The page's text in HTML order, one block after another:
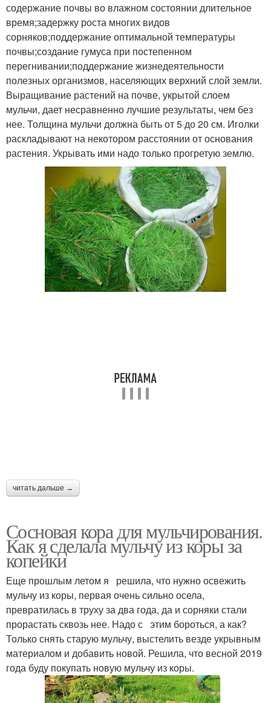
содержание почвы во влажном состоянии длительное
время;задержку роста многих видов
сорняков;поддержание оптимальной температуры
почвы;создание гумуса при постепенном
перегнивании;поддержание жизнедеятельности
полезных организмов, населяющих верхний слой земли.
Выращивание растений на почве, укрытой слоем
мульчи, дает несравненно лучшие результаты, чем без
нее. Толщина мульчи должна быть от 5 до 20 см. Иголки
раскладывают на некотором расстоянии от основания
растения. Укрывать ими надо только прогретую землю.
читать дальше →
Сосновая кора для мульчирования.
Как я сделала мульчу из коры за
копейки
Еще прошлым летом я решила, что нужно освежить
мульчу из коры, первая очень сильно осела,
превратилась в труху за два года, да и сорняки стали
прорастать сквозь нее. Надо с этим бороться, а как?
Только снять старую мульчу, выстелить везде укрывным
материалом и добавить новой. Решила, что весной 2019
года буду покупать новую мульчу из коры.